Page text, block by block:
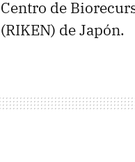
Centro de
(RIKEN) de Japón.